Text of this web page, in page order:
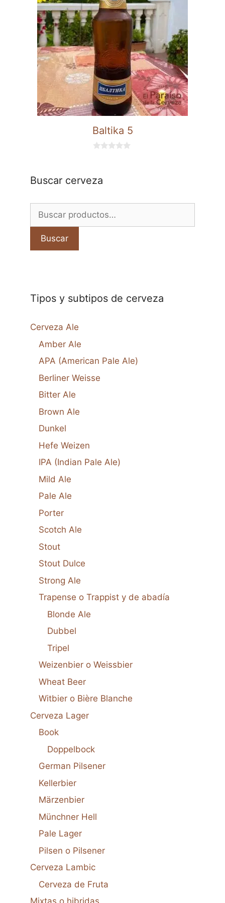
Baltika 5
5
Buscar cerveza
Buscar
Buscar
Tipos y subtipos de cerveza
Cerveza Ale
Amber Ale
APA (American Pale Ale)
Berliner Weisse
Bitter Ale
Brown Ale
Dunkel
Hefe Weizen
IPA (Indian Pale Ale)
Mild Ale
Pale Ale
Porter
Scotch Ale
Stout
Stout Dulce
Strong Ale
Trapense o Trappist y de abadía
Blonde Ale
Dubbel
Tripel
Weizenbier o Weissbier
Wheat Beer
Witbier o Bière Blanche
Cerveza Lager
Book
Doppelbock
German Pilsener
Kellerbier
Märzenbier
Münchner Hell
Pale Lager
Pilsen o Pilsener
Cerveza Lambic
Cerveza de Fruta